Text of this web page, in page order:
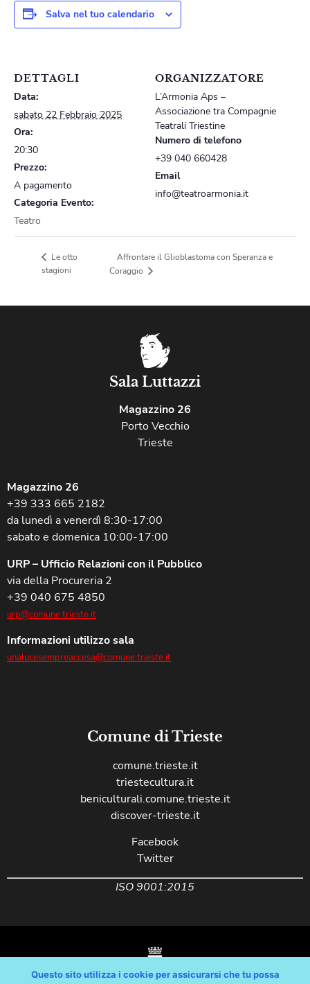
Salva nel tuo calendario
DETTAGLI
Data:
sabato 22 Febbraio 2025
Ora:
20:30
Prezzo:
A pagamento
Categoria Evento:
Teatro
ORGANIZZATORE
L’Armonia Aps –
Associazione tra Compagnie
Teatrali Triestine
Numero di telefono
+39 040 660428
Email
info@teatroarmonia.it
Le otto
stagioni
Affrontare il Glioblastoma con Speranza e
Coraggio
Sala Luttazzi
Magazzino 26
Porto Vecchio
Trieste
Magazzino 26
+39 333 665 2182
da lunedì a venerdì 8:30-17:00
sabato e domenica 10:00-17:00
URP – Ufficio Relazioni con il Pubblico
via della Procureria 2
+39 040 675 4850
urp@comune.trieste.it
Informazioni utilizzo sala
unalucesempreaccesa@comune.trieste.it
Comune di Trieste
comune.trieste.it
triestecultura.it
beniculturali.comune.trieste.it
discover-trieste.it
Facebook
Twitter
ISO 9001:2015
Questo sito utilizza i cookie per assicurarsi che tu possa